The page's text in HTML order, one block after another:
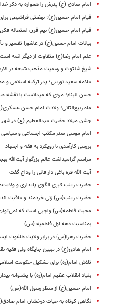
امام صادق (ع) پدرش را همواره به ذکر
قیام امام حسین(ع)؛ نهضتی فراشیعی
قیام امام حسین(ع) نیم قرن استحاله
بیانات امام حسین(ع) در عاشورا تفسیر و
علم امام رضا(ع) متفاوت از دیگر ائمه است
شیخ شلتوت و رسمیت مذهب شیعه در
علامه سعید نورسی؛ پدر ترکیه اسلامی و
حسن البناء؛ مردی که میدانست با
ماه ربیع‌الثانی؛ ولادت امام حسن
جشن میلاد حضرت عبدالعظیم (ع) در شهر
امام موسی صدر مکتب اجتماعی و سیاسی
بررسی کارآمدی با رویکرد به فقه و اجتهاد
مراسم گرامیداشت عالم بزرگوار آیت‌الله
آیت الله قره باغی دار فانی را وداع گفت
حضرت زینب کبری الگوی پایداری و
حضرت زینب(س) زنی خردمند و عاقبت
محبت فاطمه(س) واجبی است که نمی‌‌توان
بمناسبت دهه اول فاطمیه (س)
حضرت زهرا(س) در برابر ولایت طاغوت
امام هادی‌(ع) در تبیین جایگاه ولی ‌فقیه
تلاش امام(ره) برای تشکیل حکومت
بنیاد انقلاب عظیم امام(ره) با پشتوانه
امام حسین(ع) از منظر رسول الله(ص)
نگاهی کوتاه به حیات درخشان امام